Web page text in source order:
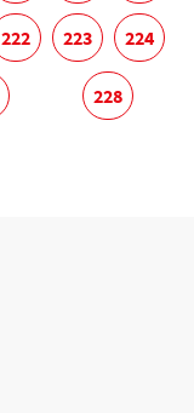
222 223 224
228